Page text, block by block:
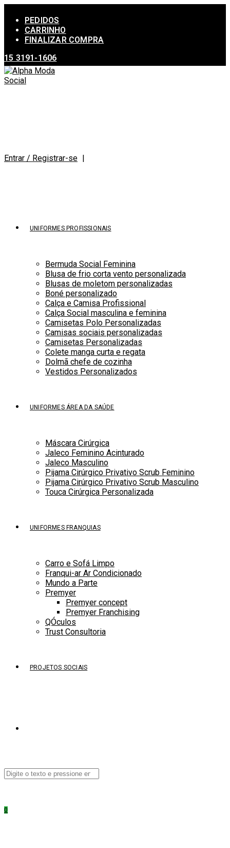
para
conteúdo
PEDIDOS
CARRINHO
FINALIZAR COMPRA
15 3191-1606
Entrar / Registrar-se |
UNIFORMES PROFISSIONAIS
Bermuda Social Feminina
Blusa de frio corta vento personalizada
Blusas de moletom personalizadas
Boné personalizado
Calça e Camisa Profissional
Calça Social masculina e feminina
Camisetas Polo Personalizadas
Camisas sociais personalizadas
Camisetas Personalizadas
Colete manga curta e regata
Dolmã chefe de cozinha
Vestidos Personalizados
UNIFORMES ÁREA DA SAÚDE
Máscara Cirúrgica
Jaleco Feminino Acinturado
Jaleco Masculino
Pijama Cirúrgico Privativo Scrub Feminino
Pijama Cirúrgico Privativo Scrub Masculino
Touca Cirúrgica Personalizada
UNIFORMES FRANQUIAS
Carro e Sofá Limpo
Franqui-ar Ar Condicionado
Mundo a Parte
Premyer
Premyer concept
Premyer Franchising
QÓculos
Trust Consultoria
PROJETOS SOCIAIS
Pesquisar
neste
0